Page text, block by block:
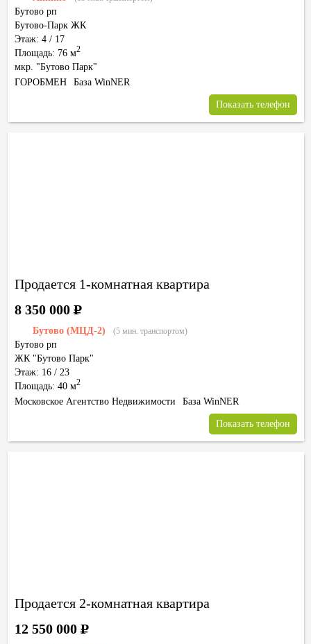
Бутово рп
Бутово-Парк ЖК
Этаж: 4 / 17
Площадь: 76 м2
мкр. "Бутово Парк"
ГОРОБМЕН
База WinNER
Показать телефон
Продается 1-комнатная квартира
Бутово (МЦД-2) (5 мин. транспортом)
Бутово рп
ЖК "Бутово Парк"
Этаж: 16 / 23
Площадь: 40 м2
8 350 000Р
Московское Агентство Недвижимости База WinNER
Показать телефон
Продается 2-комнатная квартира
12 550 000Р